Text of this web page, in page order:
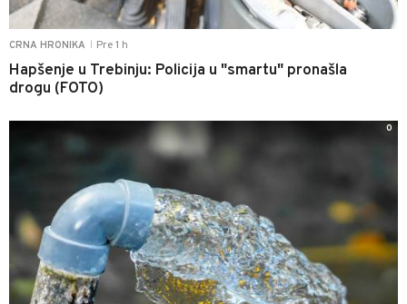
CRNA HRONIKA Pre 1 h
Hapšenje u Trebinju: Policija u "smartu" pronašla
drogu (FOTO)
0